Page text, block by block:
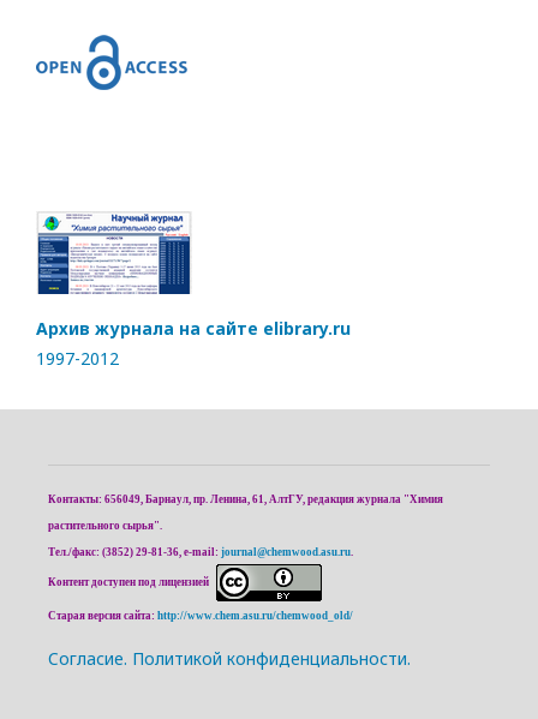
Архив журнала на сайте elibrary.ru
1997-2012
Контакты: 656049, Барнаул, пр. Ленина, 61, АлтГУ, редакция журнала "Химия
растительного сырья".
Тел./факс: (3852) 29-81-36, e-mail: journal@chemwood.asu.ru.
Контент доступен под лицензией
Старая версия сайта: http://www.chem.asu.ru/chemwood_old/
Cогласие. Политикой конфиденциальности.